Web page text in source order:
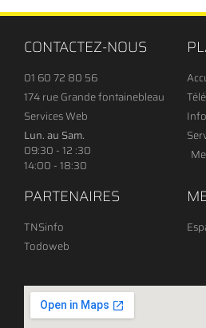
CONTACTEZ-NOUS
01 60 72 80 56
174 rue Grande fontainebleau
Services Web
Lun. au Sam.
09:30 - 12 :30
14:00 - 18:30
PARTENAIRES
TNSinfo
Todoweb